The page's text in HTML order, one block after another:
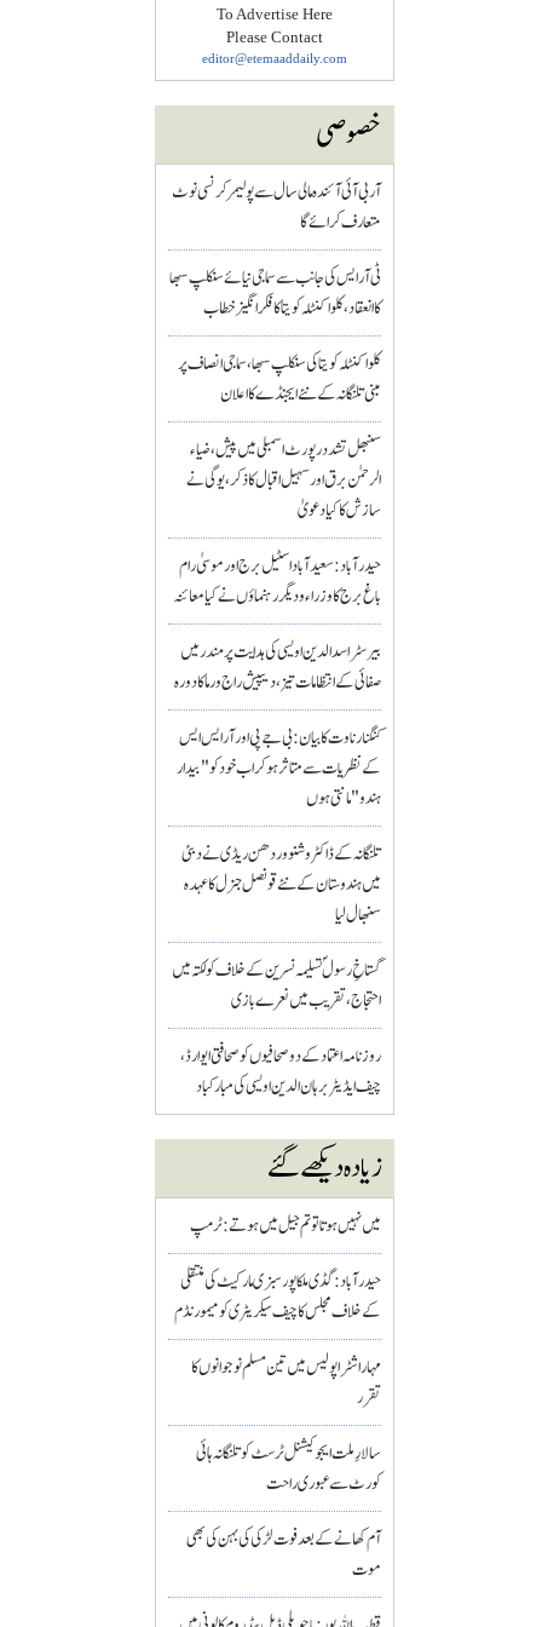
To Advertise Here
Please Contact
editor@etemaaddaily.com
خصوصی
آر بی آئی آئندہ مالی سال سے پولیمر کرنسی نوٹ
متعارف کرائے گا
ٹی آر ایس کی جانب سے سماجی نیائے سنکلپ سبھا
کا انعقاد، کلواکنٹلہ کویتا کا فکر انگیز خطاب
کلواکنٹلہ کویتا کی سنکلپ سبھا، سماجی انصاف پر
مبنی تلنگانہ کے نئے ایجنڈے کا اعلان
سنبھل تشدد رپورٹ اسمبلی میں پیش، ضیاء
الرحمٰن برق اور سہیل اقبال کا ذکر، یوگی نے
سازش کا کیا دعویٰ
حیدرآباد: سعیدآباد اسٹیل برج اور موسیٰ رام
باغ برج کا وزراء و دیگر رہنماؤں نے کیا معائنہ
بیرسٹر اسدالدین اویسی کی ہدایت پر مندر میں
صفائی کے انتظامات تیز، دیپیش راج ورما کا دورہ
کنگنا رناوت کا بیان: بی جے پی اور آر ایس ایس
کے نظریات سے متاثر ہو کر اب خود کو "بیدار
ہندو" مانتی ہوں
تلنگانہ کے ڈاکٹر وشنو وردھن ریڈی نے دبئی
میں ہندوستان کے نئے قونصل جنرل کا عہدہ
سنبھال لیا
گستاخِ رسولؐ تسلیمہ نسرین کے خلاف کولکتہ میں
احتجاج، تقریب میں نعرے بازی
روزنامہ اعتماد کے دو صحافیوں کو صحافتی ایوارڈ،
چیف ایڈیٹر برہان الدین اویسی کی مبارکباد
زیادہ دیکھے گئے
میں نہیں ہوتا تو تم جیل میں ہوتے : ٹرمپ
حیدرآباد: گڈی ملکاپور سبزی مارکیٹ کی منتقلی
کے خلاف مجلس کا چیف سیکریٹری کو میمورنڈم
مہاراشٹرا پولیس میں تین مسلم نو جوانوں کا
تقرر
سالارِ ملت ایجوکیشنل ٹرسٹ کو تلنگانہ ہائی
کورٹ سے عبوری راحت
آم کھانے کے بعد فوت لڑکی کی بہن کی بھی
موت